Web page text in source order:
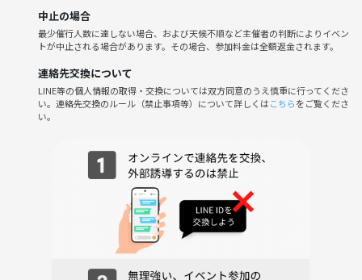
⚠️注意事項⚠️
・勧誘・営業
サークルやイベントの輪を乱す行動をする方、運営側の指示に従ってい
は、参加をお断りする場合がございます。
秋の大須観音で心ほぐれるさんぽと、楽しい食べ歩きのひとときをぜひ
一緒に過ごしませんか？みなさんのご参加をスタッフ一同、心よりお待
中止の場合
最少催行人数に達しない場合、および天候不順など主催者の判断によりイベン
トが中止される場合があります。その場合、参加料金は全額返金されます。
連絡先交換について
LINE等の個人情報の取得・交換については双方同意のうえ慎重に行ってくださ
い。連絡先交換のルール（禁止事項等）について詳しくはこちらをご覧くださ
い。